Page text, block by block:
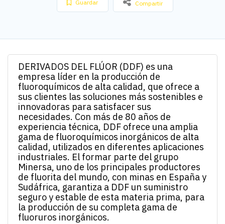
Guardar Compartir
DERIVADOS DEL FLÚOR (DDF) es una
empresa líder en la producción de
fluoroquímicos de alta calidad, que ofrece a
sus clientes las soluciones más sostenibles e
innovadoras para satisfacer sus
necesidades. Con más de 80 años de
experiencia técnica, DDF ofrece una amplia
gama de fluoroquímicos inorgánicos de alta
calidad, utilizados en diferentes aplicaciones
industriales. El formar parte del grupo
Minersa, uno de los principales productores
de fluorita del mundo, con minas en España y
Sudáfrica, garantiza a DDF un suministro
seguro y estable de esta materia prima, para
la producción de su completa gama de
fluoruros inorgánicos.